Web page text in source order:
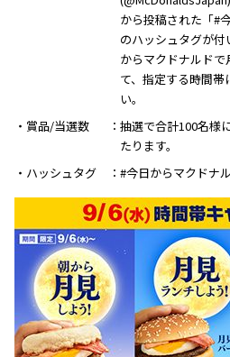
から投稿された「#
のハッシュタグが
からマクドナルド
て、指定する時間帯
い。
・賞品/当選数
抽選で合計100名様
たります。
・ハッシュタグ
#今日からマクドナ